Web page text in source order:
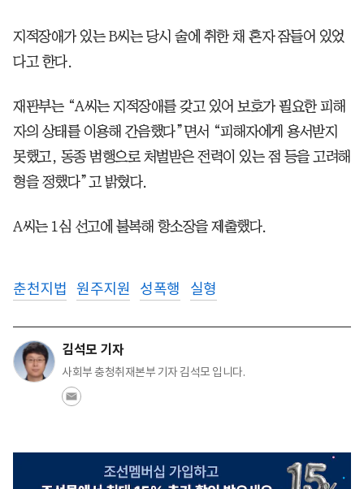
지적장애가 있는 B씨는 당시 술에 취한 채 혼자 잠들어 있었
다고 한다.
재판부는 “A씨는 지적장애를 갖고 있어 보호가 필요한 피해
자의 상태를 이용해 간음했다”면서 “피해자에게 용서받지
못했고, 동종 범행으로 처벌받은 전력이 있는 점 등을 고려해
형을 정했다”고 밝혔다.
A씨는 1심 선고에 불복해 항소장을 제출했다.
춘천지법 원주지원 성폭행 실형
김석모 기자
사회부 충청취재본부 기자 김석모 입니다.